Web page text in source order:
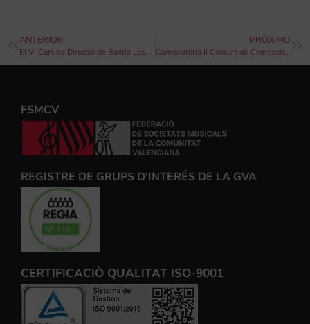
ANTERIOR
El VI Curs de Direcció de Banda Les Alqueries comptarà amb Isabelle Ruf-Weber i José Rafael Pascual-Vilaplana
PRÓXIMO
Convocatòria II Concurs de Composició de Música Festera d’Agost
FSMCV
REGISTRE DE GRUPS D'INTERÉS DE LA GVA
CERTIFICACIÒ QUALITAT ISO-9001